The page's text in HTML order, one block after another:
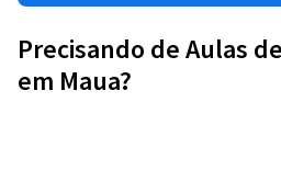
Precisando de Aulas
em Maua?